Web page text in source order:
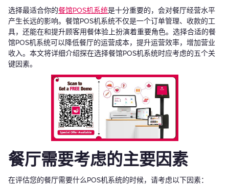
选择最适合你的餐馆POS机系统是十分重要的，会对餐厅经营水平
产生长远的影响。餐馆POS机系统不仅是一个订单管理、收款的工
具，还能在和提升顾客用餐体验上扮演着重要角色。选择合适的餐
馆POS机系统可以降低餐厅的运营成本，提升运营效率，增加营业
收入。本文将详细介绍探在选择餐馆POS机系统时应考虑的五个关
键因素。
餐厅需要考虑的主要因素
在评估您的餐厅需要什么POS机系统的时候，请考虑以下因素：